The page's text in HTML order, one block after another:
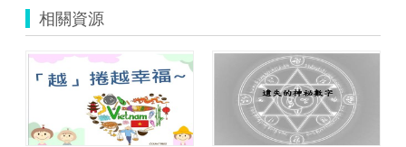
相關資源